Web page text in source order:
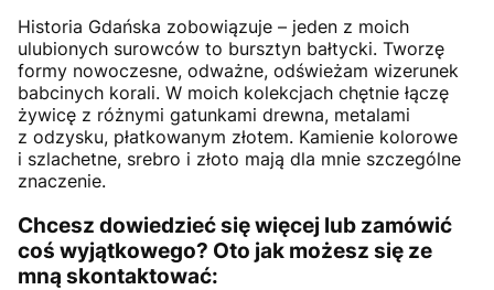
Historia Gdańska zobowiązuje – jeden z moich
ulubionych surowców to bursztyn bałtycki. Tworzę
formy nowoczesne, odważne, odświeżam wizerunek
babcinych korali. W moich kolekcjach chętnie łączę
żywicę z różnymi gatunkami drewna, metalami
z odzysku, płatkowanym złotem. Kamienie kolorowe
i szlachetne, srebro i złoto mają dla mnie szczególne
znaczenie.
Chcesz dowiedzieć się więcej lub zamówić
coś wyjątkowego? Oto jak możesz się ze
mną skontaktować: